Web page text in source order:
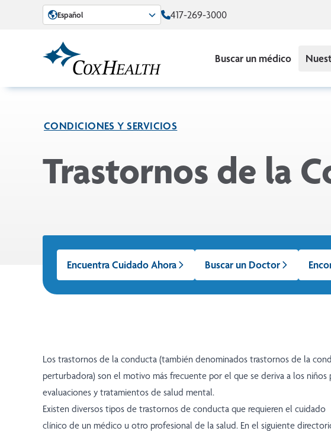
Skip to Main Content
Español 417-269-3000
Buscar un médico
CONDICIONES Y SERVICIOS
Trastornos de la
Encuentra Cuidado Ahora Buscar un Doctor
Los trastornos de la conducta (también denominados trastornos de la
perturbadora) son el motivo más frecuente por el que se deriva a los niños
evaluaciones y tratamientos de salud mental.
Existen diversos tipos de trastornos de conducta que requieren el cuidado
clínico de un médico u otro profesional de la salud. En el siguiente